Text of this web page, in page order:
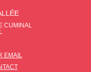
CUMINAL
EMAIL